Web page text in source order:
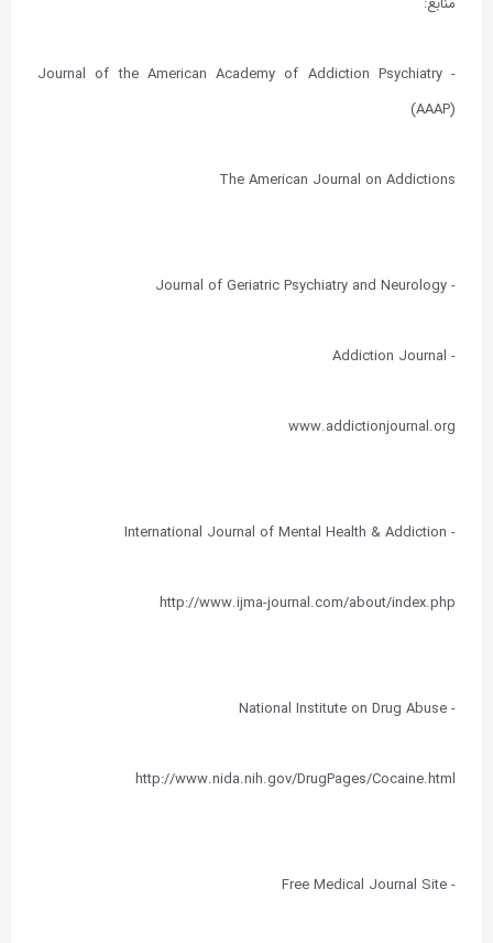
- Journal of the American Academy of Addiction Psychiatry
(AAAP)
The American Journal on Addictions
- Journal of Geriatric Psychiatry and Neurology
- Addiction Journal
www.addictionjournal.org
- International Journal of Mental Health & Addiction
http://www.ijma-journal.com/about/index.php
- National Institute on Drug Abuse
http://www.nida.nih.gov/DrugPages/Cocaine.html
- Free Medical Journal Site